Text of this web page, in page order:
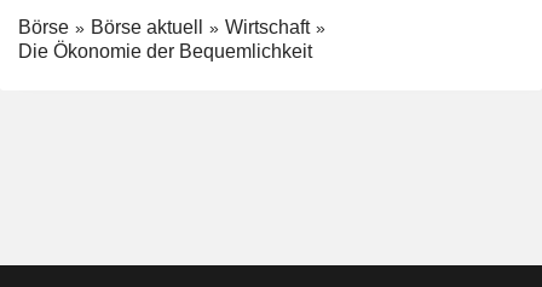
Börse Börse aktuell
Wirtschaft
Die Ökonomie der Bequemlichkeit